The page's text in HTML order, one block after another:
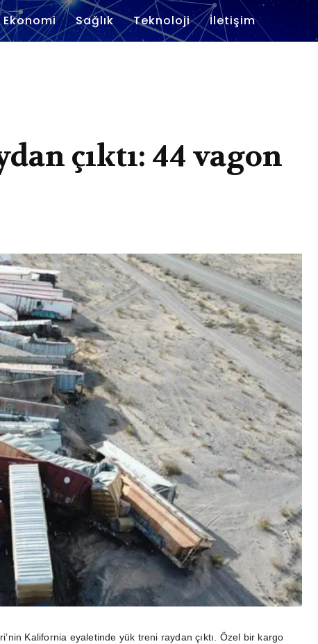
Ekonomi Sağlık Teknoloji İletişim
çıktı: 44 vagon
Kalifornia eyaletinde yük treni raydan çıktı. Özel bir kargo